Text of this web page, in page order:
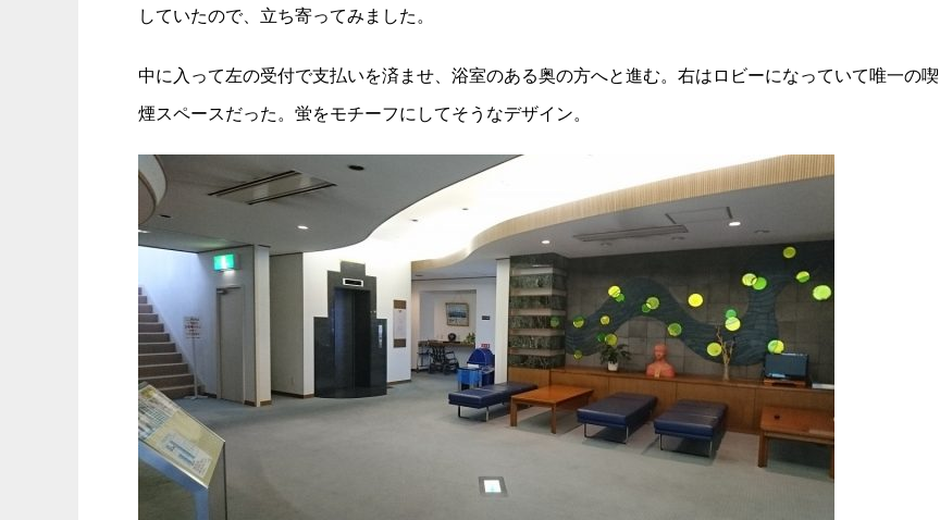
していたので、立ち寄ってみました。
中に入って左の受付で支払いを済ませ、浴室のある奥の方へと進む。右はロビーになっていて唯一の喫
煙スペースだった。蛍をモチーフにしてそうなデザイン。